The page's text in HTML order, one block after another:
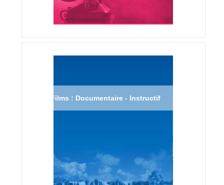
Films : Documentaire - Instructif